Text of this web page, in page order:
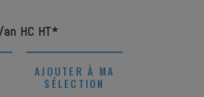
HC HT*
AJOUTER À MA
SÉLECTION